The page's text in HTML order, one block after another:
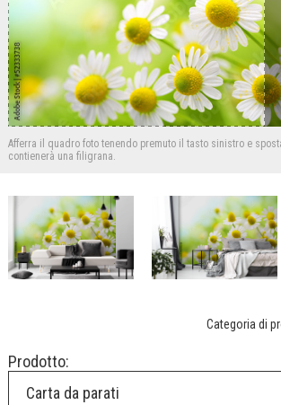
Afferra il quadro foto tenendo premuto il tasto sinistro e
contienerà una filigrana.
Categoria di
Prodotto:
Carta da parati